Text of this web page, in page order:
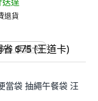
退貨
(王道卡)
當袋 抽繩午餐袋 汪